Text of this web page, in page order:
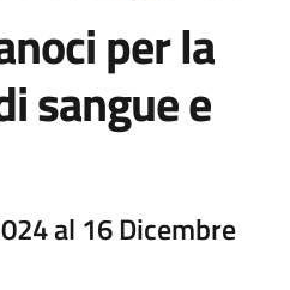
per la
sangue e
al 16 Dicembre